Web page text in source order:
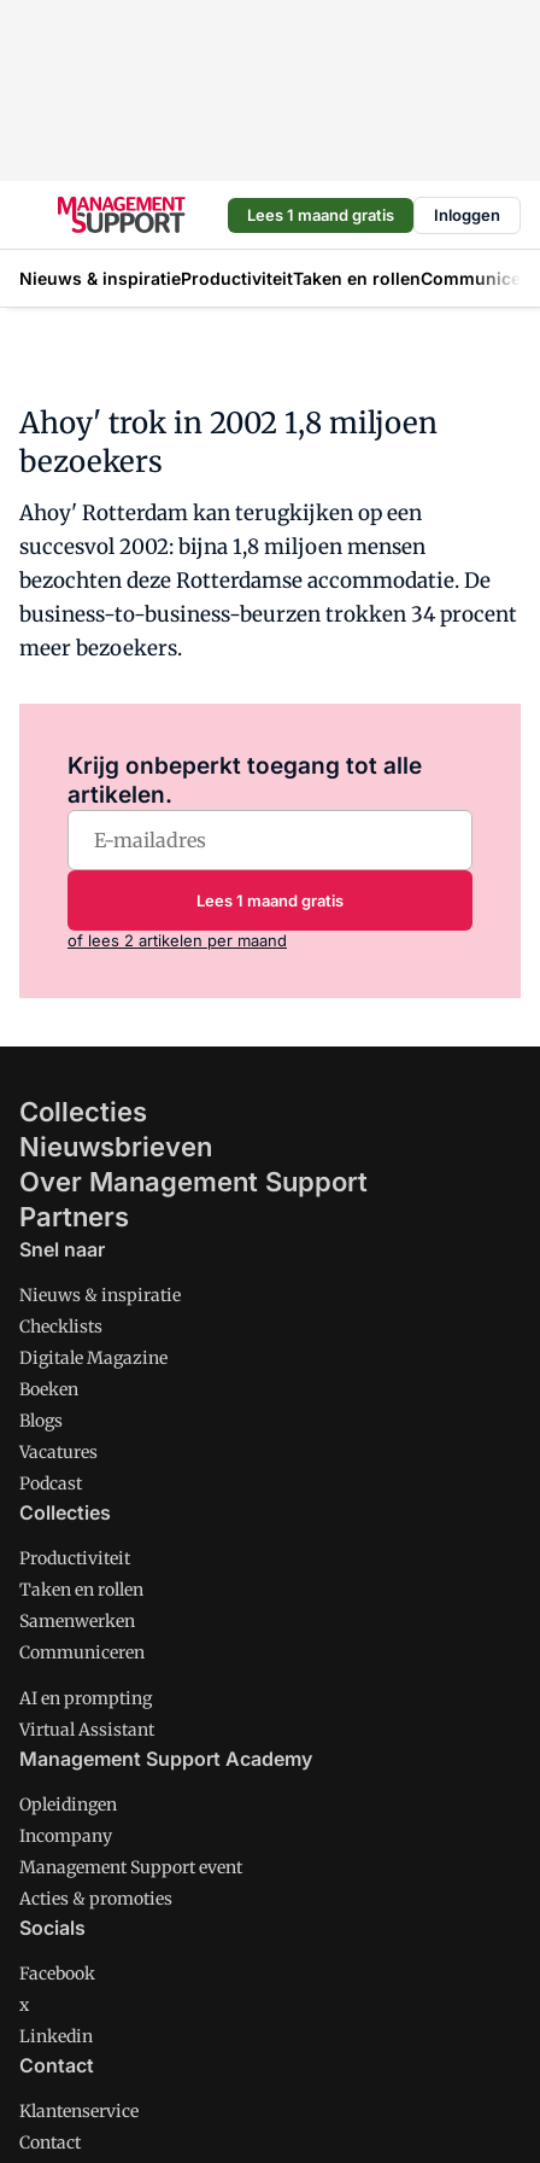
Lees 1 maand gratis Inloggen
Nieuws & inspiratieProductiviteitTaken en rollen
Ahoy' trok in 2002 1,8 miljoen
bezoekers
Ahoy' Rotterdam kan terugkijken op een
succesvol 2002: bijna 1,8 miljoen mensen
bezochten deze Rotterdamse accommodatie. De
business-to-business-beurzen trokken 34 procent
meer bezoekers.
Krijg onbeperkt toegang tot alle
artikelen.
Lees 1 maand gratis
of lees 2 artikelen per maand
Collecties
Nieuwsbrieven
Over Management Support
Partners
Snel naar
Nieuws & inspiratie
Checklists
Digitale Magazine
Boeken
Blogs
Vacatures
Podcast
Collecties
Productiviteit
Taken en rollen
Samenwerken
Communiceren
AI en prompting
Virtual Assistant
Management Support Academy
Opleidingen
Incompany
Management Support event
Acties & promoties
Socials
Facebook
x
Linkedin
Contact
Klantenservice
Contact